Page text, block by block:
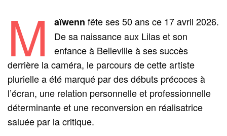
M aïwenn fête ses 50 ans ce 17 avril 2026.
De sa naissance aux Lilas et son
enfance à Belleville à ses succès
derrière la caméra, le parcours de cette artiste
plurielle a été marqué par des débuts précoces à
l’écran, une relation personnelle et professionnelle
déterminante et une reconversion en réalisatrice
saluée par la critique.